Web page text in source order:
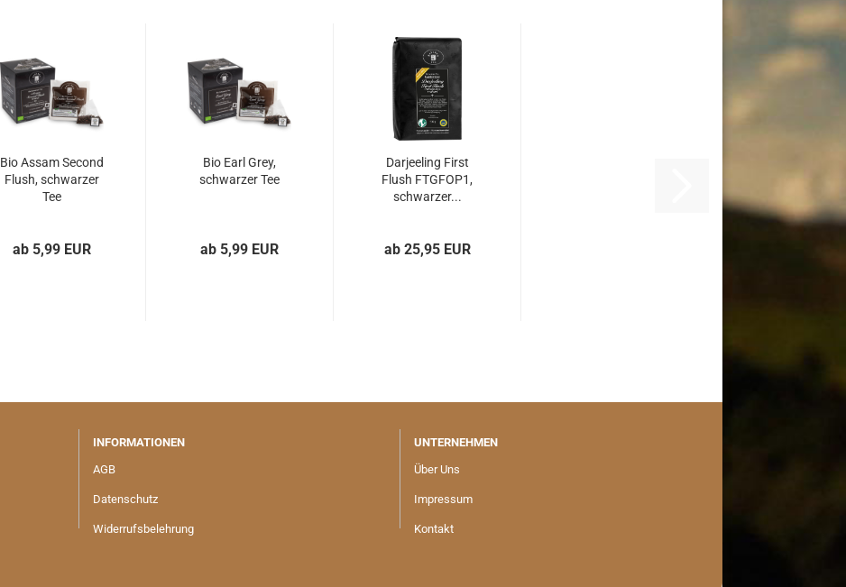
Bio Assam Second
Flush, schwarzer
Tee
ab 5,99 EUR
Bio Earl Grey,
schwarzer Tee
ab 5,99 EUR
Darjeeling First
Flush FTGFOP1,
schwarzer...
ab 25,95 EUR
INFORMATIONEN
AGB
Datenschutz
Widerrufsbelehrung
UNTERNEHMEN
Über Uns
Impressum
Kontakt